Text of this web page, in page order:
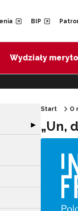
BIP
Wydziały
Rozwiń sekcję
▶
Start O
„Un,